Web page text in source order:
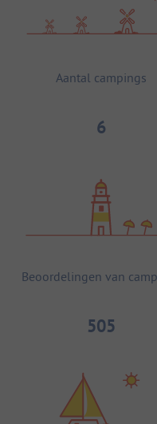
Aantal campings
6
Beoordelingen van
505